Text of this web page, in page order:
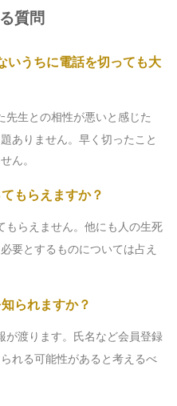
質問
いうちに電話を切っても大
先生との相性が悪いと感じた
ありません。早く切ったこと
ん。
もらえますか？
もらえません。他にも人の生死
要とするものについては占え
られますか？
が渡ります。氏名など会員登録
れる可能性があると考えるべ